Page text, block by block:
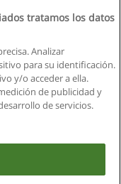
: B-95610580: -
tratamos los datos
Analizar
para su identificación.
y/o acceder a ella.
de publicidad y
de servicios.